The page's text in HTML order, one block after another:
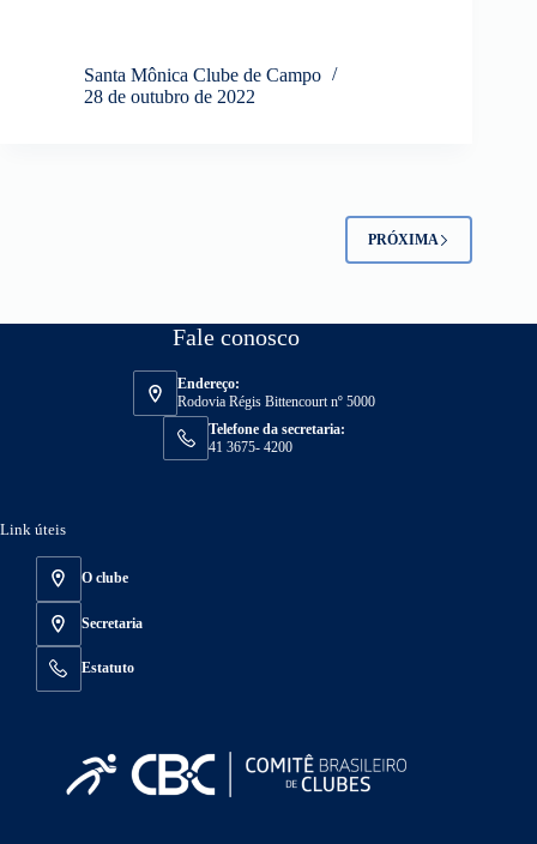
Santa Mônica Clube de Campo
28 de outubro de 2022
PRÓXIMA
Fale conosco
Endereço:
Rodovia Régis Bittencourt nº 5000
Telefone da secretaria:
41 3675- 4200
Link úteis
O clube
Secretaria
Estatuto